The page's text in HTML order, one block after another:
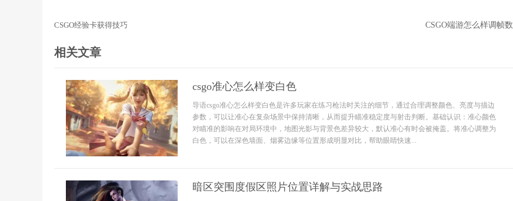
CSGO经验卡获得技巧 CSGO端游怎么样调帧数
相关文章
csgo准心怎么样变白色
导语csgo准心怎么样变白色是许多玩家在练习枪法时关注的细节，通过合理调整颜色、亮度与描边
参数，可以让准心在复杂场景中保持清晰，从而提升瞄准稳定度与射击判断。基础认识：准心颜色
对瞄准的影响在对局环境中，地图光影与背景色差异较大，默认准心有时会被掩盖。将准心调整为
白色，可以在深色墙面、烟雾边缘等位置形成明显对比，帮助眼睛快速...
暗区突围度假区照片位置详解与实战思路